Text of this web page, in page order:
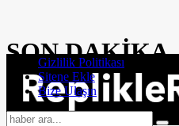
SON DAKİKA
14:58 -Bel Ağrısı Nasıl Geçer
14:44 -Moto Kurye Nasıl Olunur
Gizlilik Politikası
Sitene Ekle
Bize Ulaşın